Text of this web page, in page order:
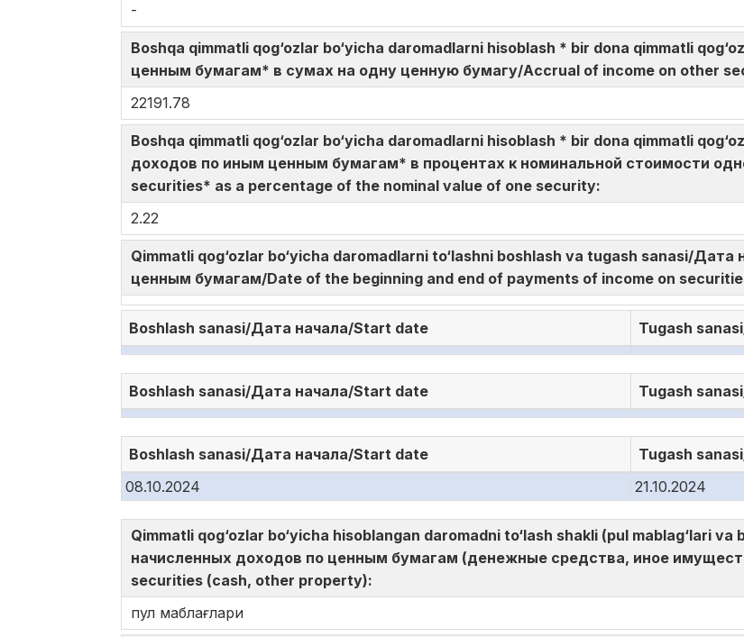
-
Boshqa qimmatli qog‘ozlar bo‘yicha daromadlarni hisoblash * bir dona qimmatli
ценным бумагам* в сумах на одну ценную бумагу/Accrual of income on other
22191.78
Boshqa qimmatli qog‘ozlar bo‘yicha daromadlarni hisoblash * bir dona qimmatli
доходов по иным ценным бумагам* в процентах к номинальной стоимости
securities* as a percentage of the nominal value of one security:
2.22
Qimmatli qog‘ozlar bo‘yicha daromadlarni to‘lashni boshlash va tugash sanasi/
ценным бумагам/Date of the beginning and end of payments of income on
Boshlash sanasi/Дата начала/Start date Tugash
Boshlash sanasi/Дата начала/Start date Tugash
Boshlash sanasi/Дата начала/Start date
Tugash
08.10.2024
21.10.2024
Qimmatli qog‘ozlar bo‘yicha hisoblangan daromadni to‘lash shakli (pul mablag‘lari
начисленных доходов по ценным бумагам (денежные средства, иное
securities (cash, other property):
пул маблағлари